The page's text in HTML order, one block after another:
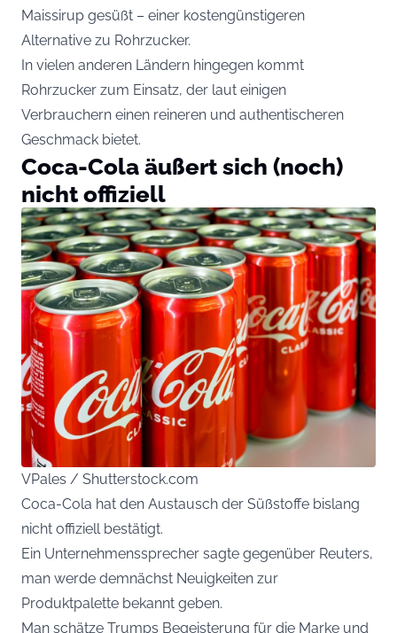
Maissirup gesüßt – einer kostengünstigeren
Alternative zu Rohrzucker.
In vielen anderen Ländern hingegen kommt
Rohrzucker zum Einsatz, der laut einigen
Verbrauchern einen reineren und authentischeren
Geschmack bietet.
Coca-Cola äußert sich (noch)
nicht offiziell
VPales / Shutterstock.com
Coca-Cola hat den Austausch der Süßstoffe bislang
nicht offiziell bestätigt.
Ein Unternehmenssprecher sagte gegenüber Reuters,
man werde demnächst Neuigkeiten zur
Produktpalette bekannt geben.
Man schätze Trumps Begeisterung für die Marke und